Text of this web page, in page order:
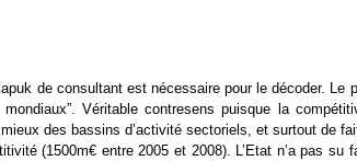
de consultant est nécessaire pour le décoder. Le
Véritable contresens puisque la
des bassins d’activité sectoriels, et surtout de
(1500m€ entre 2005 et 2008). L’Etat n’a pas su